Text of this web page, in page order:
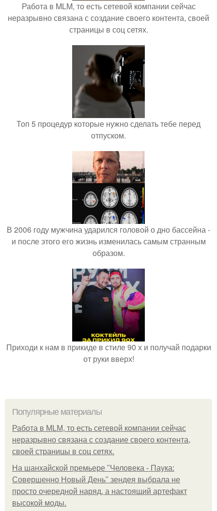
Работа в MLM, то есть сетевой компании сейчас
неразрывно связана с создание своего контента, своей
страницы в соц сетях.
Топ 5 процедур которые нужно сделать тебе перед
отпуском.
В 2006 году мужчина ударился головой о дно бассейна -
и после этого его жизнь изменилась самым странным
образом.
Приходи к нам в прикиде в стиле 90 х и получай подарки
от руки вверх!
Популярные материалы
Работа в MLM, то есть сетевой компании сейчас
неразрывно связана с создание своего контента,
своей страницы в соц сетях.
На шанхайской премьере "Человека - Паука:
Совершенно Новый День" зендея выбрала не
просто очередной наряд, а настоящий артефакт
высокой моды.